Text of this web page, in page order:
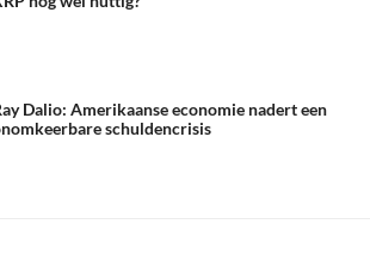
Dalio: Amerikaanse economie nadert een
schuldencrisis